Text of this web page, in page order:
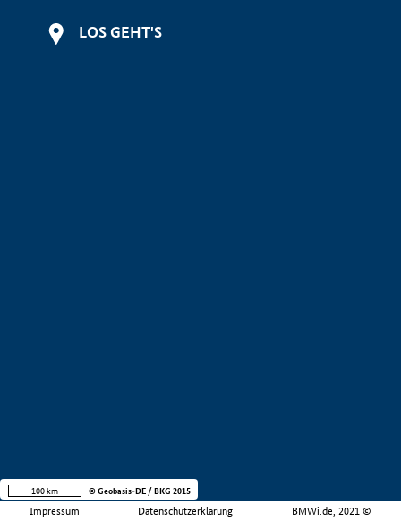
LOS GEHT'S
Impressum Datenschutzerklärung BMWi.de, 2021 ©
100 km © Geobasis-DE / BKG 2015